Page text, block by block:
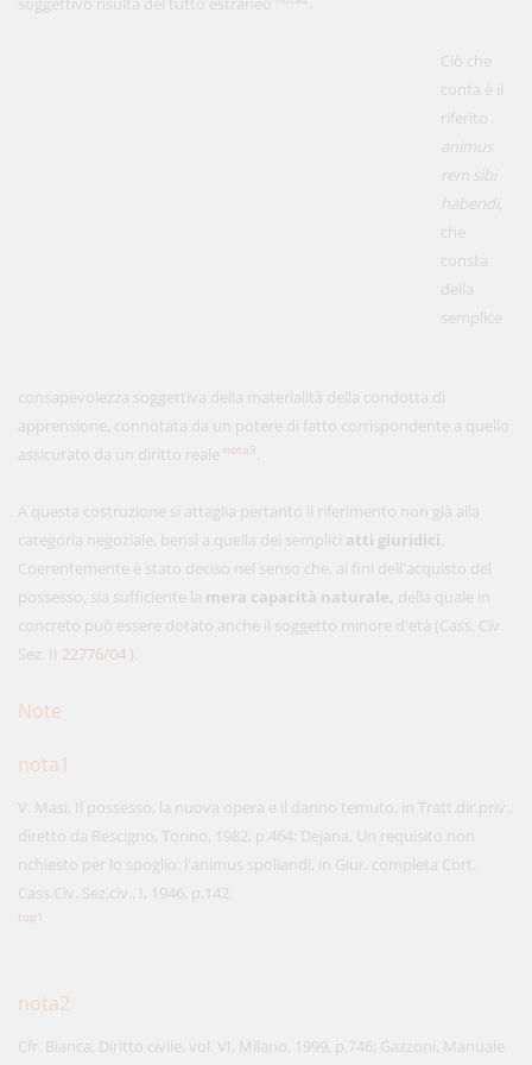
Ciò che
conta è il
riferito
animus
rem sibi
habendi,
che
consta
della
semplice
consapevolezza soggettiva della materialità della condotta di
apprensione, connotata da un potere di fatto corrispondente a quello
assicurato da un diritto reale nota3
A questa costruzione si attaglia pertanto il riferimento non già alla
categoria negoziale, bensì a quella dei semplici atti giuridici
Coerentemente è stato deciso nel senso che, ai fini dell'acquisto del
possesso, sia sufficiente la mera capacità naturale, della quale in
concreto può essere dotato anche il soggetto minore d'età (Cass. Civ.
Sez. II 22776/04 ).
Note
nota1
V. Masi, Il possesso, la nuova opera e il danno temuto, in Tratt.dir.priv.,
diretto da Rescigno, Torino, 1982, p.464; Dejana, Un requisito non
richiesto per lo spoglio: l'animus spoliandi, in Giur. completa Cort.
Cass.Civ. Sez.civ., I, 1946, p.142.
top1
nota2
Cfr. Bianca, Diritto civile, vol. VI, Milano, 1999, p.746; Gazzoni, Manuale